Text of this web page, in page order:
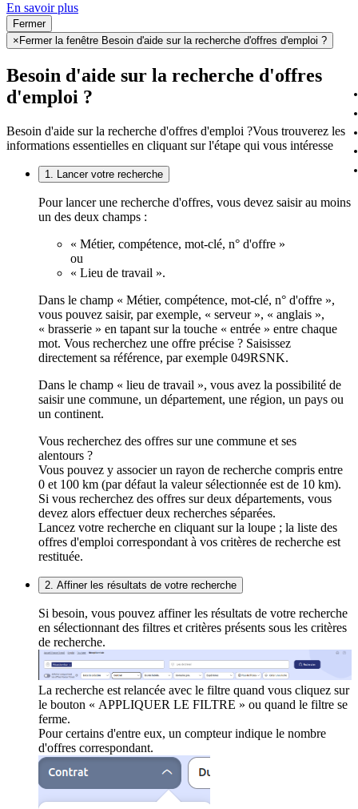
En savoir plus
Fermer
× Fermer la fenêtre Besoin d'aide sur la recherche d'offres d'emploi ?
Besoin d'aide sur la recherche d'offres
d'emploi ?
Besoin d'aide sur la recherche d'offres d'emploi ?Vous trouverez les
informations essentielles en cliquant sur l'étape qui vous intéresse
1. Lancer votre recherche
Pour lancer une recherche d'offres, vous devez saisir au moins
un des deux champs :
« Métier, compétence, mot-clé, n° d'offre »
ou
« Lieu de travail ».
Dans le champ « Métier, compétence, mot-clé, n° d'offre »,
vous pouvez saisir, par exemple, « serveur », « anglais »,
« brasserie » en tapant sur la touche « entrée » entre chaque
mot. Vous recherchez une offre précise ? Saisissez
directement sa référence, par exemple 049RSNK.
Dans le champ « lieu de travail », vous avez la possibilité de
saisir une commune, un département, une région, un pays ou
un continent.
Vous recherchez des offres sur une commune et ses
alentours ?
Vous pouvez y associer un rayon de recherche compris entre
0 et 100 km (par défaut la valeur sélectionnée est de 10 km).
Si vous recherchez des offres sur deux départements, vous
devez alors effectuer deux recherches séparées.
Lancez votre recherche en cliquant sur la loupe ; la liste des
offres d'emploi correspondant à vos critères de recherche est
restituée.
2. Affiner les résultats de votre recherche
Si besoin, vous pouvez affiner les résultats de votre recherche
en sélectionnant des filtres et critères présents sous les critères
de recherche.
La recherche est relancée avec le filtre quand vous cliquez sur
le bouton « APPLIQUER LE FILTRE » ou quand le filtre se
ferme.
Pour certains d'entre eux, un compteur indique le nombre
d'offres correspondant.